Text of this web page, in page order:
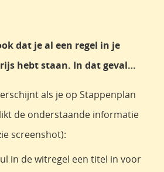
dat je al een regel in je
hebt staan. In dat geval…
als je op Stappenplan
de onderstaande informatie
screenshot):
in de witregel een titel in voor